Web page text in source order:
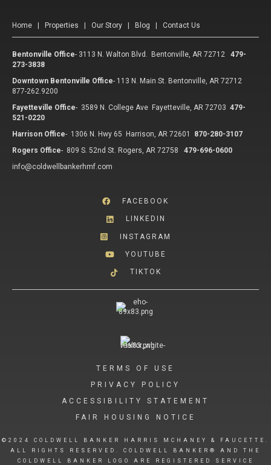
Home | Properties | Our Story | Blog | Contact Us
Bentonville Office- 3113 N. Walton Blvd. Bentonville, AR 72712
479-
273-3838
Downtown Bentonville Office- 113 N. Main St. Bentonville, AR 72712
877-262.9200
Fayetteville Office- 3589 N. College Ave Fayetteville, AR 72703 479-
521-0220
Harrison Office- 1306 N. Hwy 65 Harrison, AR 72601
870-280-3107
Rogers Office- 809 S. 52nd St. Rogers, AR 72758
479-696-0600
info@coldwellbankerhmf.com
FACEBOOK
LINKEDIN
INSTAGRAM
YOUTUBE
TIKTOK
TERMS OF USE
PRIVACY POLICY
ACCESSIBILITY STATEMENT
FAIR HOUSING NOTICE
©2024 COLDWELL BANKER HARRIS MCHANEY & FAUCETTE.
ALL RIGHTS RESERVED. COLDWELL BANKER® AND THE
COLDWELL BANKER LOGO ARE REGISTERED SERVICE